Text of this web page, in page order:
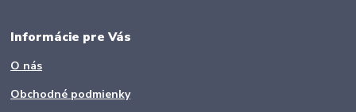
Informácie pre Vás
O nás
Obchodné podmienky